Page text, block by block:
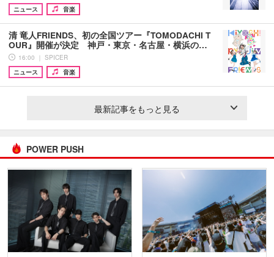
ニュース
音楽
清 竜人FRIENDS、初の全国ツアー『TOMODACHI T
OUR』開催が決定 神戸・東京・名古屋・横浜の…
16:00 ｜ SPICER
ニュース
音楽
最新記事をもっと見る
POWER PUSH